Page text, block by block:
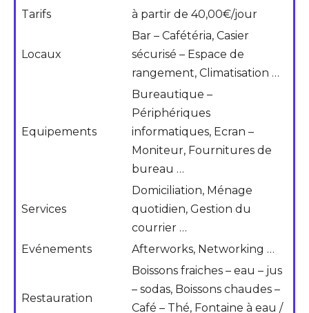
Tarifs à partir de 40,00€/jour
Locaux
Bar – Cafétéria, Casier
sécurisé – Espace de
rangement, Climatisation …
Equipements
Bureautique –
Périphériques
informatiques, Ecran –
Moniteur, Fournitures de
bureau …
Services
Domiciliation, Ménage
quotidien, Gestion du
courrier …
Evénements
Afterworks, Networking …
Restauration
Boissons fraiches – eau – jus
– sodas, Boissons chaudes –
Café – Thé, Fontaine à eau /